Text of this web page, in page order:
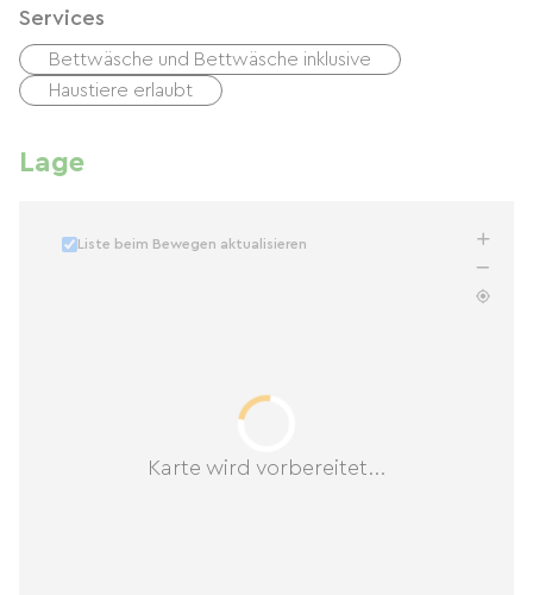
Services
Bettwäsche und Bettwäsche inklusive
Haustiere erlaubt
Lage
Karte wird vorbereitet...
Liste beim Bewegen aktualisieren